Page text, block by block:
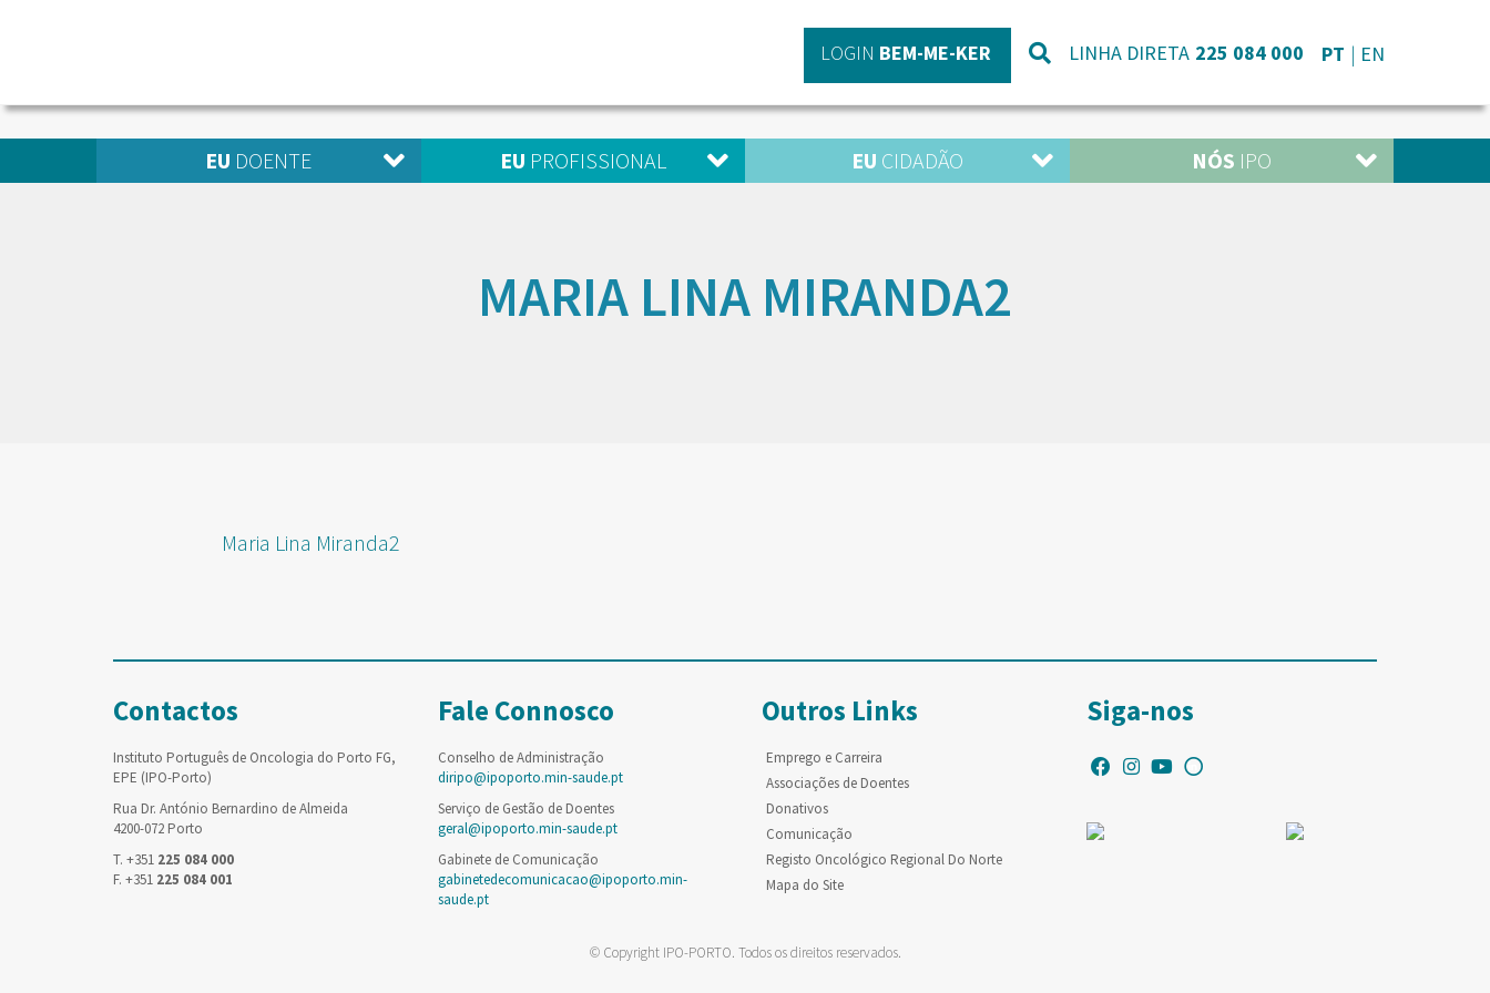
LOGIN BEM-ME-KER LINHA DIRETA 225 084 000 PT EN
EU DOENTE EU PROFISSIONAL EU CIDADÃO NÓS IPO
MARIA LINA MIRANDA2
Maria Lina Miranda2
Contactos
Instituto Português de Oncologia do Porto FG,
EPE (IPO-Porto)
Rua Dr. António Bernardino de Almeida
4200-072 Porto
T. +351 225 084 000
F. +351 225 084 001
Fale Connosco
Conselho de Administração
diripo@ipoporto.min-saude.pt
Serviço de Gestão de Doentes
geral@ipoporto.min-saude.pt
Gabinete de Comunicação
gabinetedecomunicacao@ipoporto.min-
saude.pt
Outros Links
Emprego e Carreira
Associações de Doentes
Donativos
Comunicação
Registo Oncológico Regional Do Norte
Mapa do Site
Siga-nos
© Copyright IPO-PORTO. Todos os direitos reservados.